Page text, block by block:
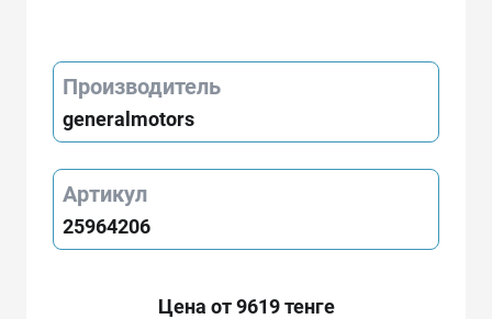
Производитель
generalmotors
Артикул
25964206
Цена от 9619 тенге